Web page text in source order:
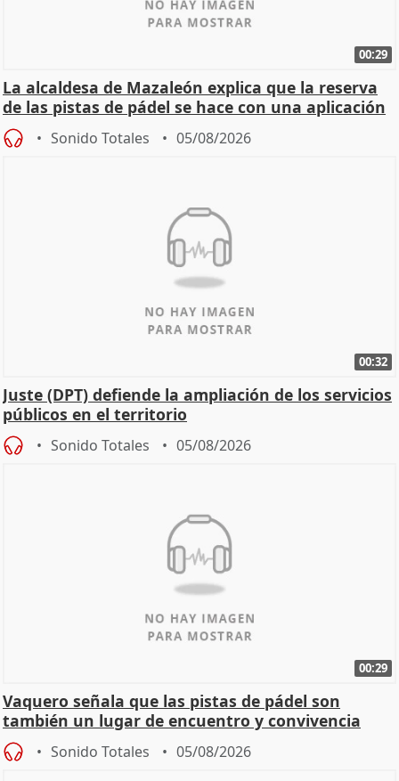
00:29
La alcaldesa de Mazaleón explica que la reserva
de las pistas de pádel se hace con una aplicación
Sonido Totales 05/08/2026
00:32
Juste (DPT) defiende la ampliación de los servicios
públicos en el territorio
Sonido Totales 05/08/2026
00:29
Vaquero señala que las pistas de pádel son
también un lugar de encuentro y convivencia
Sonido Totales 05/08/2026